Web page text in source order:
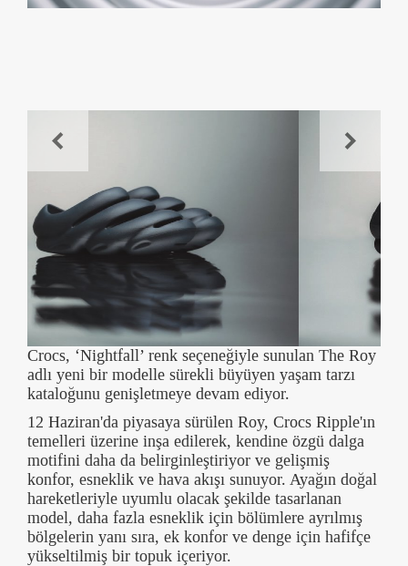
Crocs, ‘Nightfall’ renk seçeneğiyle sunulan The Roy
adlı yeni bir modelle sürekli büyüyen yaşam tarzı
kataloğunu genişletmeye devam ediyor.
12 Haziran'da piyasaya sürülen Roy, Crocs Ripple'ın
temelleri üzerine inşa edilerek, kendine özgü dalga
motifini daha da belirginleştiriyor ve gelişmiş
konfor, esneklik ve hava akışı sunuyor. Ayağın doğal
hareketleriyle uyumlu olacak şekilde tasarlanan
model, daha fazla esneklik için bölümlere ayrılmış
bölgelerin yanı sıra, ek konfor ve denge için hafifçe
yükseltilmiş bir topuk içeriyor.